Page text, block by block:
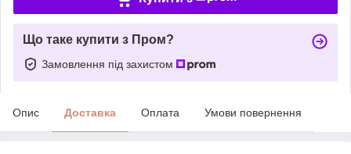
Що таке купити з Пром?
Замовлення під захистом
Опис Доставка Оплата Умови повернення